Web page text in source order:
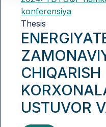
konferensiya
Thesis
CHIQARISH
USTUVOR